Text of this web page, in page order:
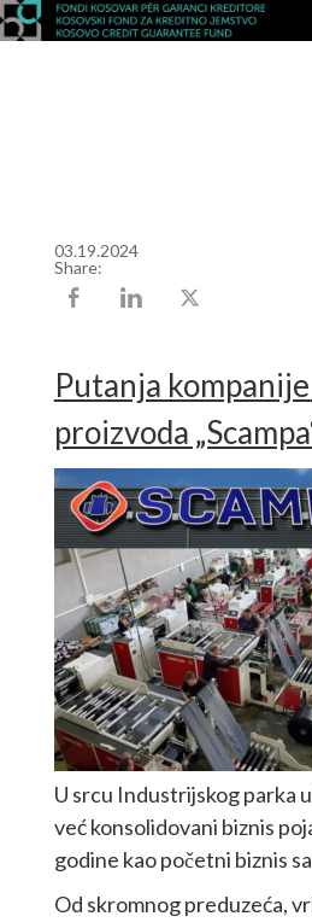
03.19.2024
Share:
Putanja
proizvoda
U srcu Industrijskog parka
već konsolidovani biznis
godine kao početni biznis
Od skromnog preduzeća,